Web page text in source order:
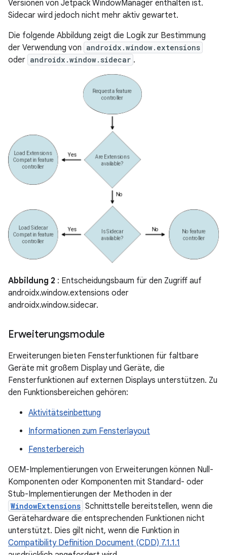
Versionen von Jetpack WindowManager enthalten ist.
Sidecar wird jedoch nicht mehr aktiv gewartet.
Die folgende Abbildung zeigt die Logik zur Bestimmung
der Verwendung von androidx.window.extensions
oder androidx.window.sidecar .
Abbildung 2 : Entscheidungsbaum für den Zugriff auf
androidx.window.extensions oder
androidx.window.sidecar.
Erweiterungsmodule
Erweiterungen bieten Fensterfunktionen für faltbare
Geräte mit großem Display und Geräte, die
Fensterfunktionen auf externen Displays unterstützen. Zu
den Funktionsbereichen gehören:
Aktivitätseinbettung
Informationen zum Fensterlayout
Fensterbereich
OEM-Implementierungen von Erweiterungen können Null-
Komponenten oder Komponenten mit Standard- oder
Stub-Implementierungen der Methoden in der
WindowExtensions Schnittstelle bereitstellen, wenn die
Gerätehardware die entsprechenden Funktionen nicht
unterstützt. Dies gilt nicht, wenn die Funktion in
Compatibility Definition Document (CDD) 7.1.1.1